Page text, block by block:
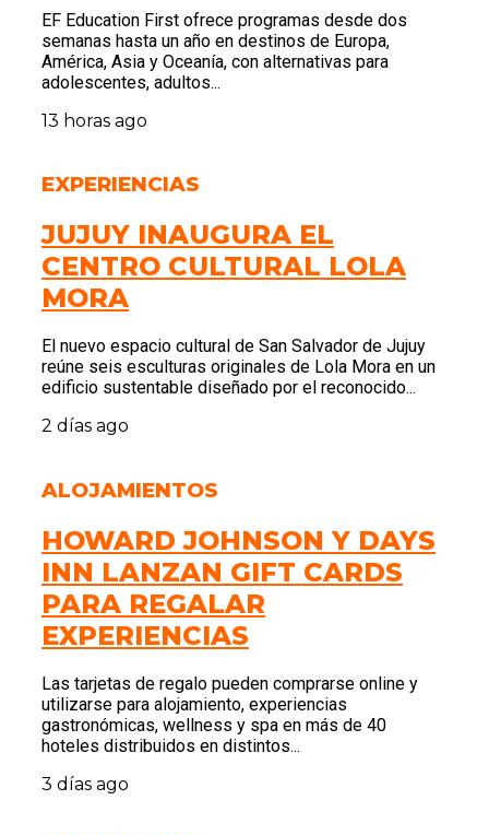
EF Education First ofrece programas desde dos
semanas hasta un año en destinos de Europa,
América, Asia y Oceanía, con alternativas para
adolescentes, adultos...
13 horas ago
EXPERIENCIAS
JUJUY INAUGURA EL
CENTRO CULTURAL LOLA
MORA
El nuevo espacio cultural de San Salvador de Jujuy
reúne seis esculturas originales de Lola Mora en un
edificio sustentable diseñado por el reconocido...
2 días ago
ALOJAMIENTOS
HOWARD JOHNSON Y DAYS
INN LANZAN GIFT CARDS
PARA REGALAR
EXPERIENCIAS
Las tarjetas de regalo pueden comprarse online y
utilizarse para alojamiento, experiencias
gastronómicas, wellness y spa en más de 40
hoteles distribuidos en distintos...
3 días ago